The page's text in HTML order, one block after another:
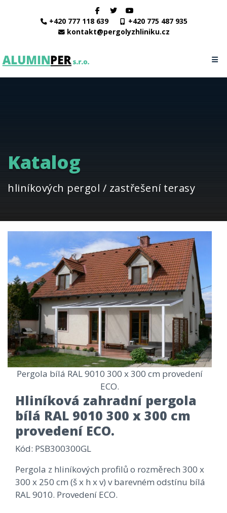
+420 777 118 639
+420 775 487 935
kontakt@pergolyzhliniku.cz
Katalog
hliníkových pergol / zastřešení terasy
Pergola bílá RAL 9010 300 x 300 cm provedení
ECO.
Hliníková zahradní pergola
bílá RAL 9010 300 x 300 cm
provedení ECO.
Kód: PSB300300GL
Pergola z hliníkových profilů o rozměrech 300 x
300 x 250 cm (š x h x v) v barevném odstínu bílá
RAL 9010. Provedení ECO.